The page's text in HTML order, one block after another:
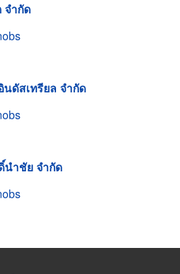
จำกัด
ดัสเทรียล จำกัด
ำชัย จำกัด